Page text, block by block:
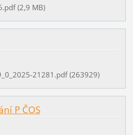
(2,9 MB)
21281.pdf (263929)
P ČOS